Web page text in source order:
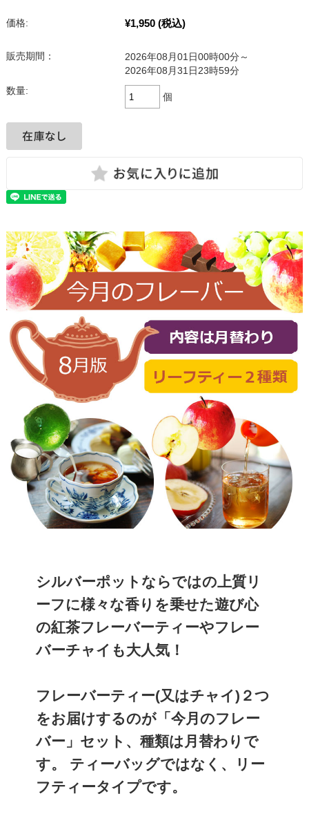
価格: ¥1,950 (税込)
販売期間：
2026年08月01日00時00分～
2026年08月31日23時59分
数量:
個
シルバーポットならではの上質リ
ーフに様々な香りを乗せた遊び心
の紅茶フレーバーティーやフレー
バーチャイも大人気！
フレーバーティー(又はチャイ)２つ
をお届けするのが「今月のフレー
バー」セット、種類は月替わりで
す。 ティーバッグではなく、リー
フティータイプです。